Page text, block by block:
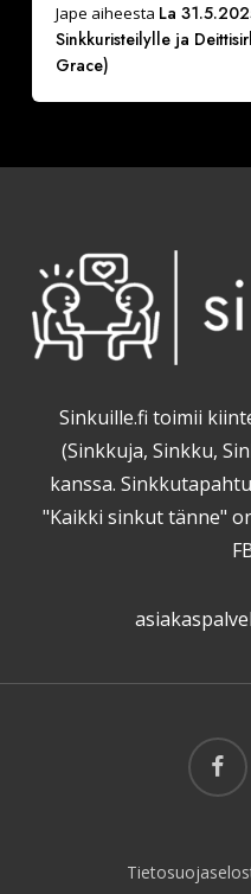
Jape aiheesta La
Sinkkuristeilylle ja
Grace)
Sinkuille.fi toimii
(Sinkkuja, Sinkku,
kanssa.
"Kaikki sinkut tänne"
facebook